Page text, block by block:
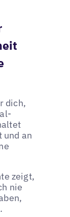
dich,
und an
zeigt,
nie